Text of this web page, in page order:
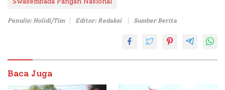
Penulis: Holidi/Tim Editor: Redaksi Sumber Berita
Baca Juga